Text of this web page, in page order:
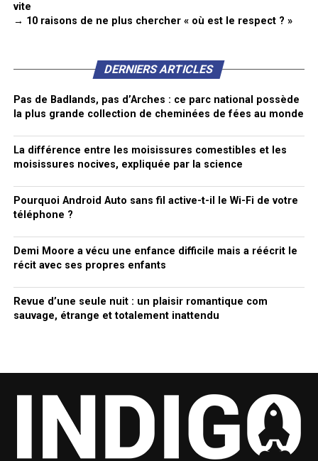
vite
→ 10 raisons de ne plus chercher « où est le respect ? »
DERNIERS ARTICLES
Pas de Badlands, pas d’Arches : ce parc national possède
la plus grande collection de cheminées de fées au monde
La différence entre les moisissures comestibles et les
moisissures nocives, expliquée par la science
Pourquoi Android Auto sans fil active-t-il le Wi-Fi de votre
téléphone ?
Demi Moore a vécu une enfance difficile mais a réécrit le
récit avec ses propres enfants
Revue d’une seule nuit : un plaisir romantique com
sauvage, étrange et totalement inattendu